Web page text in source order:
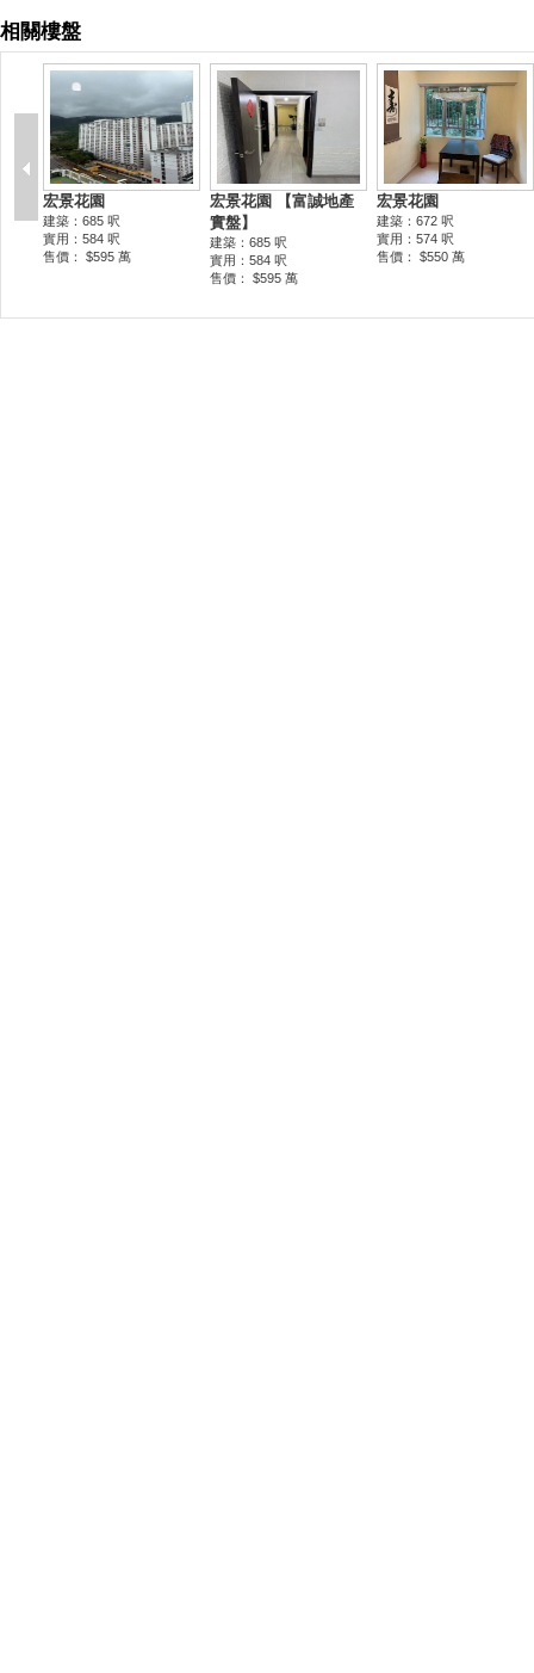
相關樓盤
宏景花園
建築：685 呎
實用：584 呎
售價： $595 萬
宏景花園 【富誠地產
實盤】
建築：685 呎
實用：584 呎
售價： $595 萬
宏景花園
建築：672 呎
實用：574 呎
售價： $550 萬